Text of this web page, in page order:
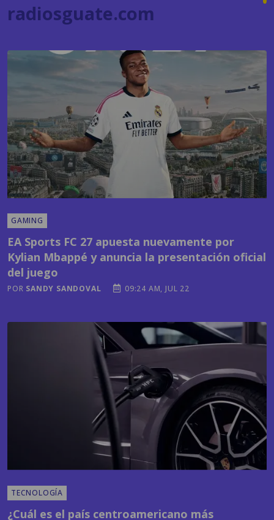
GAMING
Kylian Mbappé y anuncia la presentación oficial
del juego
PORSANDY SANDOVAL 09:24 AM, JUL 22
avanzado en carros eléctricos? La respuesta te
puede sorprender